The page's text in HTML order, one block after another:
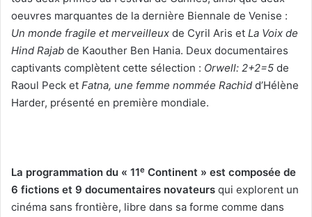
oeuvres marquantes de la dernière Biennale de Venise :
Un monde fragile et merveilleux de Cyril Aris et La Voix de
Hind Rajab de Kaouther Ben Hania. Deux documentaires
captivants complètent cette sélection : Orwell: 2+2=5 de
Raoul Peck et Fatna, une femme nommée Rachid d’Hélène
Harder, présenté en première mondiale.
La programmation du « 11e Continent » est composée de
6 fictions et 9 documentaires novateurs qui explorent un
cinéma sans frontière, libre dans sa forme comme dans